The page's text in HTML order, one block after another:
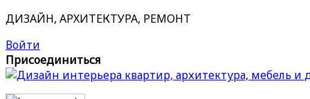
ДИЗАЙН, АРХИТЕКТУРА, РЕМОНТ
Войти
Присоединиться